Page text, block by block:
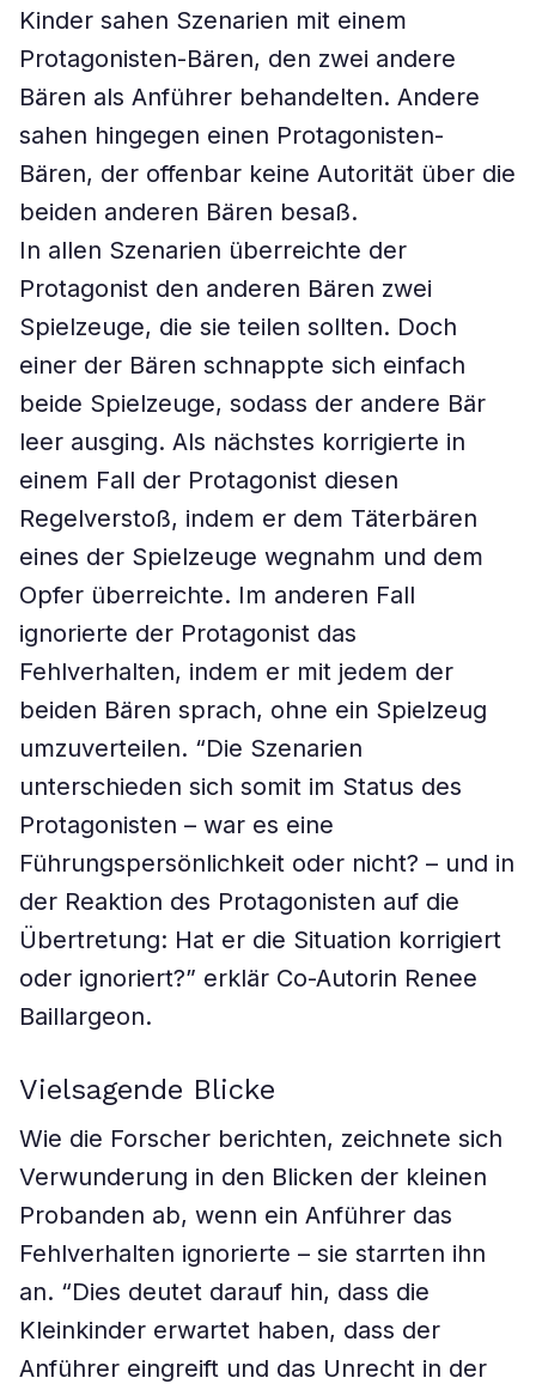
Kinder sahen Szenarien mit einem
Protagonisten-Bären, den zwei andere
Bären als Anführer behandelten. Andere
sahen hingegen einen Protagonisten-
Bären, der offenbar keine Autorität über die
beiden anderen Bären besaß.
In allen Szenarien überreichte der
Protagonist den anderen Bären zwei
Spielzeuge, die sie teilen sollten. Doch
einer der Bären schnappte sich einfach
beide Spielzeuge, sodass der andere Bär
leer ausging. Als nächstes korrigierte in
einem Fall der Protagonist diesen
Regelverstoß, indem er dem Täterbären
eines der Spielzeuge wegnahm und dem
Opfer überreichte. Im anderen Fall
ignorierte der Protagonist das
Fehlverhalten, indem er mit jedem der
beiden Bären sprach, ohne ein Spielzeug
umzuverteilen. “Die Szenarien
unterschieden sich somit im Status des
Protagonisten – war es eine
Führungspersönlichkeit oder nicht? – und in
der Reaktion des Protagonisten auf die
Übertretung: Hat er die Situation korrigiert
oder ignoriert?” erklär Co-Autorin Renee
Baillargeon.
Vielsagende Blicke
Wie die Forscher berichten, zeichnete sich
Verwunderung in den Blicken der kleinen
Probanden ab, wenn ein Anführer das
Fehlverhalten ignorierte – sie starrten ihn
an. “Dies deutet darauf hin, dass die
Kleinkinder erwartet haben, dass der
Anführer eingreift und das Unrecht in der